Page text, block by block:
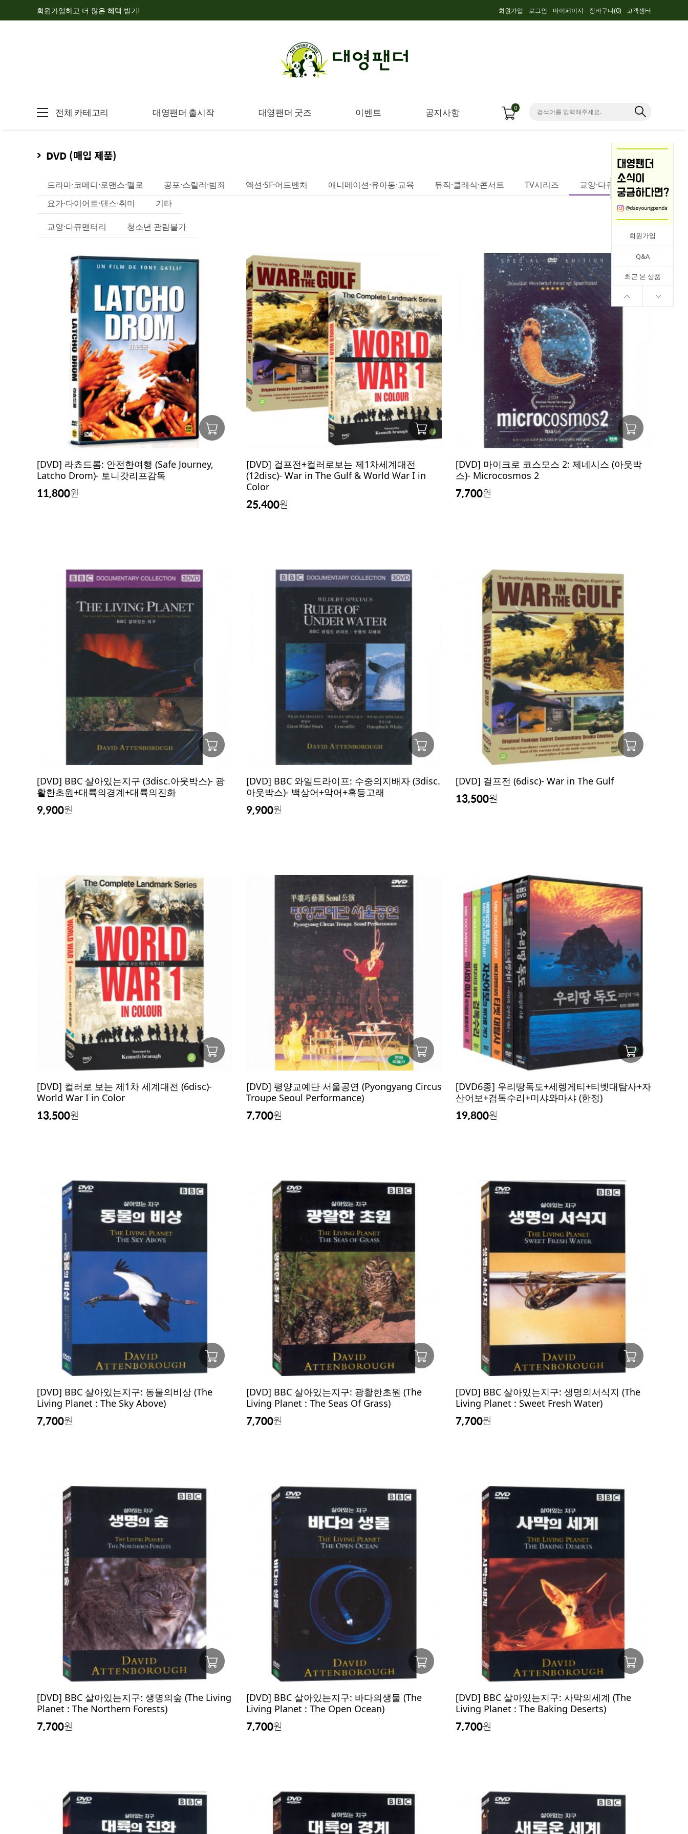
회원가입하고 더 많은 혜택 받기! 회원가입 로그인 마이페이지 장바구니(0) 고객센터
전체 카테고리 대영팬더 출시작 대영팬더 굿즈 이벤트 공지사항 0
회원가입
Q&A
최근 본 상품
DVD (매입 제품)
드라마·코메디·로맨스·멜로 공포·스릴러·범죄 액션·SF·어드벤처 애니메이션·유아동·교육 뮤직·클래식·콘서트 TV시리즈
교양·다큐멘터리
요가·다이어트·댄스·취미
기타
교양·다큐멘터리 청소년 관람불가
[DVD] 라쵸드롬: 안전한여행 (Safe Journey,
Latcho Drom)- 토니갓리프감독
11,800원
[DVD] 걸프전+컬러로보는 제1차세계대전
(12disc)- War in The Gulf & World War I in
Color
25,400원
[DVD] 마이크로 코스모스 2: 제네시스 (아웃박
스)- Microcosmos 2
7,700원
[DVD] BBC 살아있는지구 (3disc.아웃박스)- 광
활한초원+대륙의경계+대륙의진화
9,900원
[DVD] BBC 와일드라이프: 수중의지배자 (3disc.
아웃박스)- 백상어+악어+혹등고래
9,900원
[DVD] 걸프전 (6disc)- War in The Gulf
13,500원
[DVD] 컬러로 보는 제1차 세계대전 (6disc)-
World War I in Color
13,500원
[DVD] 평양교예단 서울공연 (Pyongyang Circus
Troupe Seoul Performance)
7,700원
[DVD6종] 우리땅독도+세렝게티+티벳대탐사+자
산어보+검독수리+미샤와마샤 (한정)
19,800원
[DVD] BBC 살아있는지구: 동물의비상 (The
Living Planet : The Sky Above)
7,700원
[DVD] BBC 살아있는지구: 광활한초원 (The
Living Planet : The Seas Of Grass)
7,700원
[DVD] BBC 살아있는지구: 생명의서식지 (The
Living Planet : Sweet Fresh Water)
7,700원
[DVD] BBC 살아있는지구: 생명의숲 (The Living
Planet : The Northern Forests)
7,700원
[DVD] BBC 살아있는지구: 바다의생물 (The
Living Planet : The Open Ocean)
7,700원
[DVD] BBC 살아있는지구: 사막의세계 (The
Living Planet : The Baking Deserts)
7,700원